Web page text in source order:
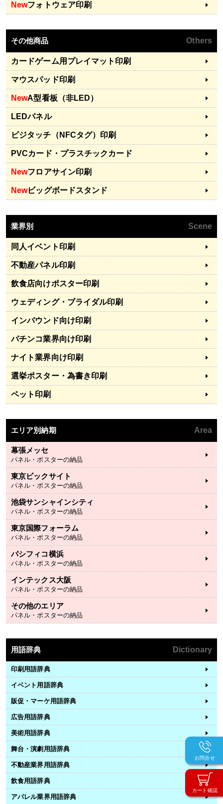
カート確認
お問合せ
Newフォトウェア印刷
その他商品 Others
カードゲーム用プレイマット印刷
マウスパッド印刷
NewA型看板（非LED）
LEDパネル
ビジタッチ（NFCタグ）印刷
PVCカード・プラスチックカード
Newフロアサイン印刷
Newビッグボードスタンド
業界別 Scene
同人イベント印刷
不動産パネル印刷
飲食店向けポスター印刷
ウェディング・ブライダル印刷
インバウンド向け印刷
パチンコ業界向け印刷
ナイト業界向け印刷
選挙ポスター・為書き印刷
ペット印刷
エリア別納期 Area
幕張メッセ
パネル・ポスターの納品
東京ビックサイト
パネル・ポスターの納品
池袋サンシャインシティ
パネル・ポスターの納品
東京国際フォーラム
パネル・ポスターの納品
パシフィコ横浜
パネル・ポスターの納品
インテックス大阪
パネル・ポスターの納品
その他のエリア
パネル・ポスターの納品
用語辞典 Dictionary
印刷用語辞典
イベント用語辞典
販促・マーケ用語辞典
広告用語辞典
美術用語辞典
舞台・演劇用語辞典
不動産業界用語辞典
飲食用語辞典
アパレル業界用語辞典